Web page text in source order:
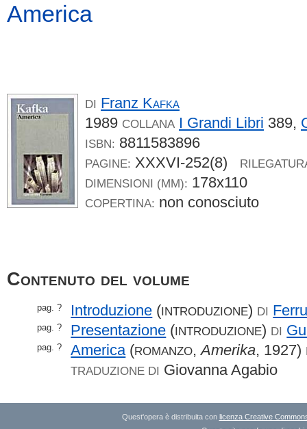
America
DI Franz Kafka
1989 COLLANA I Grandi Libri 389,
ISBN: 8811583896
PAGINE: XXXVI-252(8)
DIMENSIONI (MM): 178x110
COPERTINA: non conosciuto
Contenuto del volume
pag. ? Introduzione (INTRODUZIONE) DI
pag. ? Presentazione (INTRODUZIONE) DI
pag. ? America (ROMANZO,Amerika, 1927)
TRADUZIONE DI Giovanna Agabio
Quest'opera è distribuita con licenza Creative